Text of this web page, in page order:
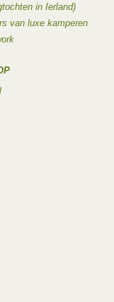
in Ierland)
van luxe kamperen